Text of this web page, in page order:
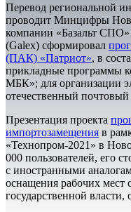
Перевод региональной
проводит Минцифры
компании «Базальт
(Galex) сформировал
(ПАК) «Патриот», в
прикладные программы
МБК»; для организации
отечественный почтовый
Презентация проекта
импортозамещения в
«Технопром-2021» в
000 пользователей, его
с иностранными
оснащения рабочих мест
государственной